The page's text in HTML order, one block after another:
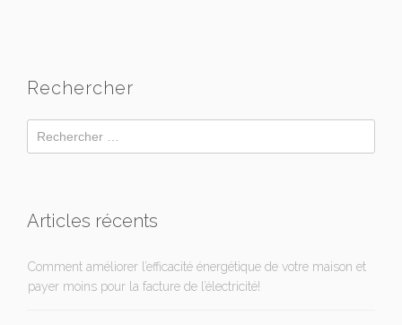
Rechercher
Articles récents
Comment améliorer l’efficacité énergétique de votre maison et
payer moins pour la facture de l’électricité!